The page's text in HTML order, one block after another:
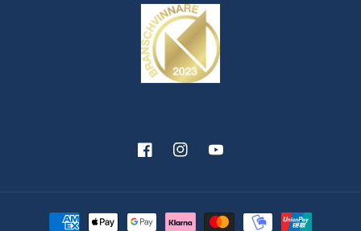
FacebookInstagramYouTube
Betalningsmetoder